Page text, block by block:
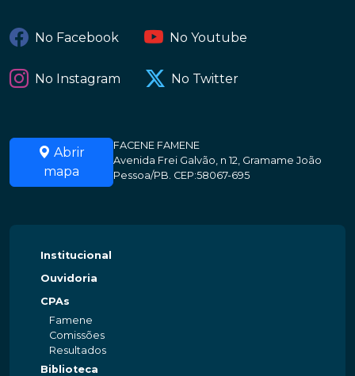
No Facebook No Youtube
No Instagram No Twitter
Abrir
mapa
FACENE FAMENE
Avenida Frei Galvão, n 12, Gramame João
Pessoa/PB. CEP:58067-695
Institucional
Ouvidoria
CPAs
Famene
Comissões
Resultados
Biblioteca